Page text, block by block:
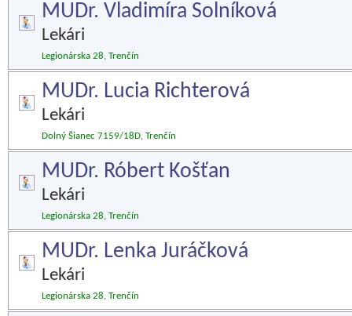
MUDr. Vladimíra Solníková
Lekári
Legionárska 28, Trenčín
MUDr. Lucia Richterová
Lekári
Dolný Šianec 7159/18D, Trenčín
MUDr. Róbert Košťan
Lekári
Legionárska 28, Trenčín
MUDr. Lenka Juráčková
Lekári
Legionárska 28, Trenčín